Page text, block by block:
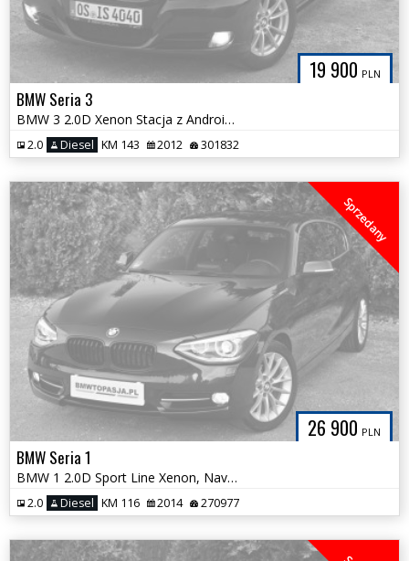
19 900 PLN
BMW Seria 3
BMW 3 2.0D Xenon Stacja z Android Multimedia NOWY ROZRZĄD Cup Holdery
2.0 Diesel KM 143 2012 301832
26 900 PLN
Sprzedany
BMW Seria 1
BMW 1 2.0D Sport Line Xenon, Navi, Klimatronik, Kubełki Śliczna 2014r
2.0 Diesel KM 116 2014 270977